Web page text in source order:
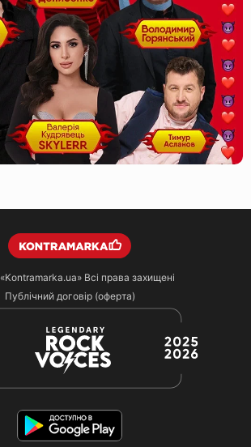
«Kontramarka.ua»Всі права захищені
Публічний договір (оферта)